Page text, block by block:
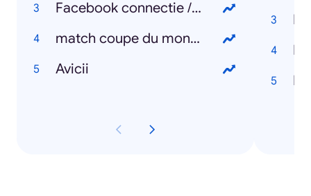
Facebook connectie / connexion
match coupe du monde
Avicii